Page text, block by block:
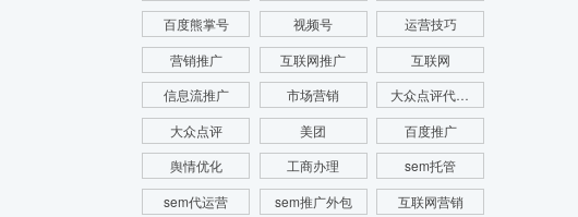
百度熊掌号
视频号
运营技巧
营销推广
互联网推广
互联网
信息流推广
市场营销
大众点评代运营
大众点评
美团
百度推广
舆情优化
工商办理
sem托管
sem代运营
sem推广外包
互联网营销